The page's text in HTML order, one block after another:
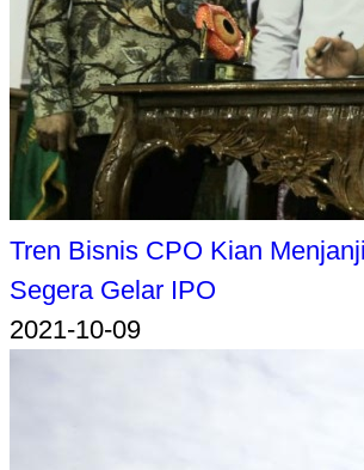
Tren Bisnis CPO Kian
Segera Gelar IPO
2021-10-09